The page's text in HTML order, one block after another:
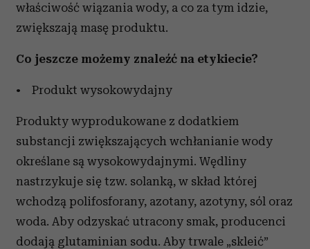
właściwość wiązania wody, a co za tym idzie,
zwiększają masę produktu.
Co jeszcze możemy znaleźć na etykiecie?
• Produkt wysokowydajny
Produkty wyprodukowane z dodatkiem
substancji zwiększających wchłanianie wody
określane są wysokowydajnymi. Wędliny
nastrzykuje się tzw. solanką, w skład której
wchodzą polifosforany, azotany, azotyny, sól oraz
woda. Aby odzyskać utracony smak, producenci
dodają glutaminian sodu. Aby trwale „skleić”